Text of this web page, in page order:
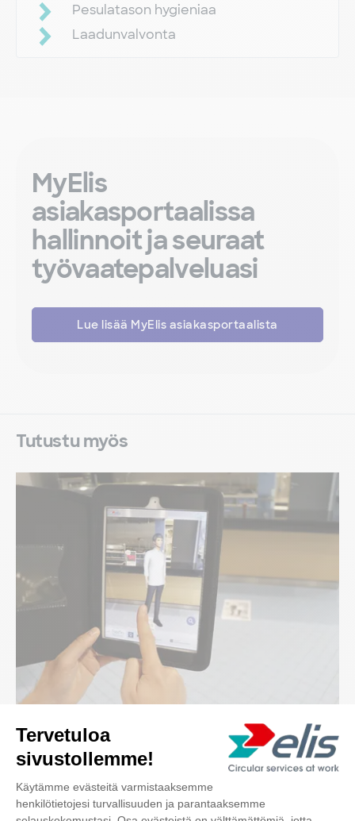
Pesulatason hygieniaa
Laadunvalvonta
MyElis
asiakasportaalissa
hallinnoit ja seuraat
työvaatepalveluasi
Lue lisää MyElis asiakasportaalista
Tutustu myös
Elisin innovaatiot